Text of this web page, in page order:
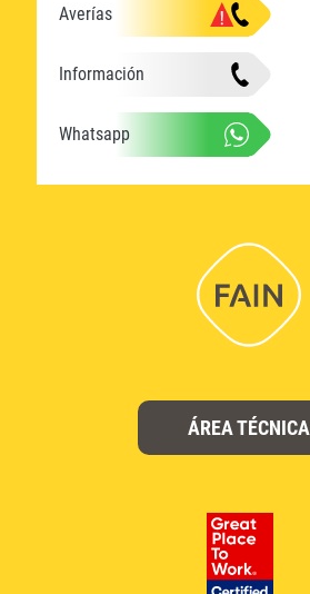
Averías
Información
Whatsapp
ÁREA TÉCNICA